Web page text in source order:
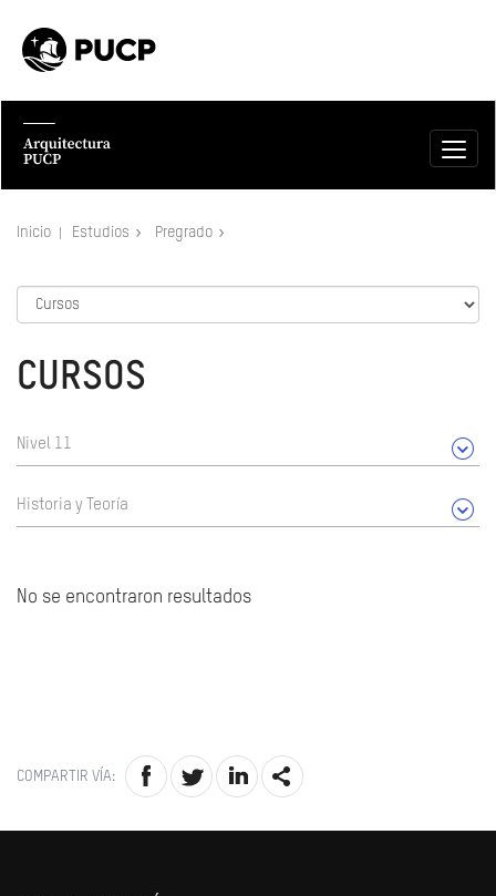
Inicio Estudios Pregrado
CURSOS
Nivel 11
Historia y Teoría
No se encontraron resultados
COMPARTIR VÍA: